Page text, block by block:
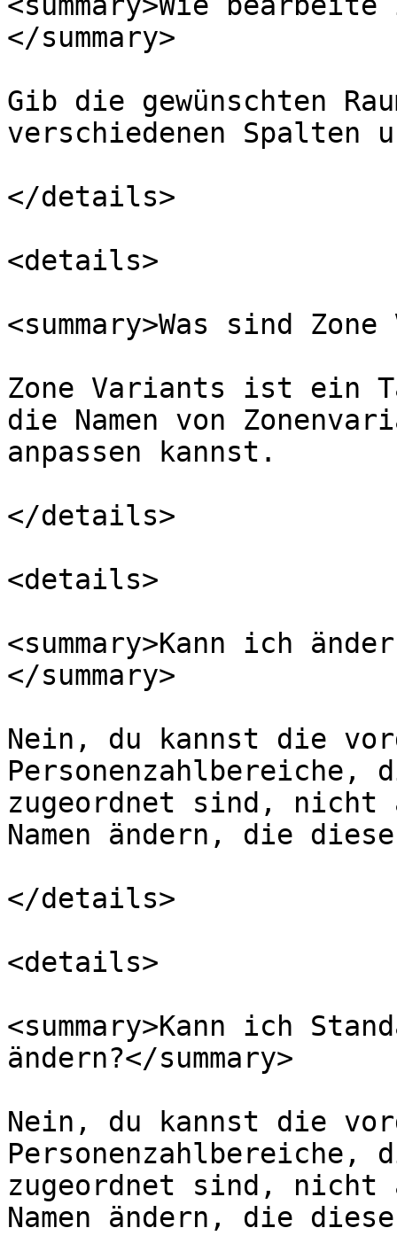
</summary>
Gib die gewünschten
verschiedenen
</details>
<details>
<summary>Was sind
Zone Variants ist ein
die Namen von
anpassen kannst.
</details>
<details>
<summary>Kann ich
</summary>
Nein, du kannst die
Personenzahlbereiche,
zugeordnet sind, nicht
Namen ändern, die
</details>
<details>
<summary>Kann ich
ändern?</summary>
Nein, du kannst die
Personenzahlbereiche,
zugeordnet sind, nicht
Namen ändern, die